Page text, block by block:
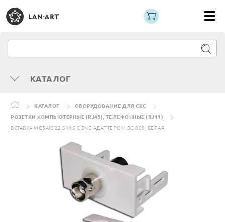
КАТАЛОГ
КАТАЛОГ
ОБОРУДОВАНИЕ ДЛЯ СКС
РОЗЕТКИ КОМПЬЮТЕРНЫЕ (RJ45), ТЕЛЕФОННЫЕ (RJ11)
ВСТАВКА MOSAIC 22.5X45 С BNC-АДАПТЕРОМ BC-009, БЕЛАЯ